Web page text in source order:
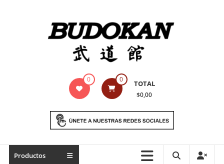
Indumentaria
marciales
Todo
0 0 TOTAL
$0,00
Productos